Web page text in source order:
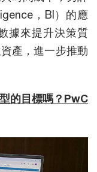
，BI）的應
據來提升決策質
產，進一步推動
的目標嗎？PwC